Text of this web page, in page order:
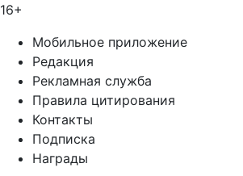
16+
Мобильное приложение
Редакция
Рекламная служба
Правила цитирования
Контакты
Подписка
Награды